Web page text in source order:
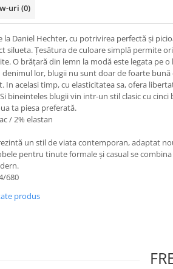
uri (0)
la Daniel Hechter, cu potrivirea perfectă și
silueta. Țesătura de culoare simplă permite
O brățară din lemn la modă este legata pe o
denimul lor, blugii nu sunt doar de foarte bună
acelasi timp, cu elasticitatea sa, ofera
bineinteles blugii vin intr-un stil clasic cu cinci
ta piesa preferată.
/ 2% elastan
un stil de viata contemporan, adaptat
pentru tinute formale și casual se
680
produs